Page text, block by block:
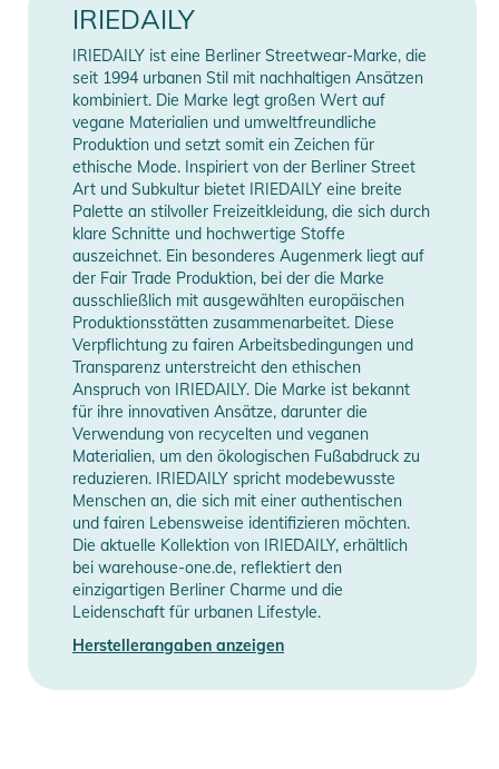
- Wende-Pufferjacke
- wasserabweisende und atmungsaktive Membran (5000
mm/br)
- Windblocker
- eine Seite unifarben, eine Seite Allover bedruckt
- extra dicke Wattierung
- eingesetzte Vordertaschen
- durchgehender Wendereißverschluss
- weiches elastisches Band an den Ärmelenden und am
- recyceltes Polyester
- vegan
Produktinformationen und
Sicherheitshinweise
Gebrauchsanweisungen, Sicherheitshinweise und Warnungen
finden Sie direkt am Produkt.
Gender Women
Manufacturer
Information
Herstellerangaben
anzeigen
IRIEDAILY
IRIEDAILY ist eine Berliner Streetwear-Marke, die
seit 1994 urbanen Stil mit nachhaltigen Ansätzen
kombiniert. Die Marke legt großen Wert auf
vegane Materialien und umweltfreundliche
Produktion und setzt somit ein Zeichen für
ethische Mode. Inspiriert von der Berliner Street
Art und Subkultur bietet IRIEDAILY eine breite
Palette an stilvoller Freizeitkleidung, die sich durch
klare Schnitte und hochwertige Stoffe
auszeichnet. Ein besonderes Augenmerk liegt auf
der Fair Trade Produktion, bei der die Marke
ausschließlich mit ausgewählten europäischen
Produktionsstätten zusammenarbeitet. Diese
Verpflichtung zu fairen Arbeitsbedingungen und
Transparenz unterstreicht den ethischen
Anspruch von IRIEDAILY. Die Marke ist bekannt
für ihre innovativen Ansätze, darunter die
Verwendung von recycelten und veganen
Materialien, um den ökologischen Fußabdruck zu
reduzieren. IRIEDAILY spricht modebewusste
Menschen an, die sich mit einer authentischen
und fairen Lebensweise identifizieren möchten.
Die aktuelle Kollektion von IRIEDAILY, erhältlich
bei warehouse-one.de, reflektiert den
einzigartigen Berliner Charme und die
Leidenschaft für urbanen Lifestyle.
Herstellerangaben anzeigen